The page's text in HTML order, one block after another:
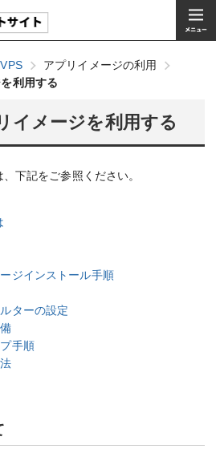
VPS
アプリイメージの利用
利用する
イメージを利用する
下記をご参照ください。
ジインストール手順
ターの設定
手順